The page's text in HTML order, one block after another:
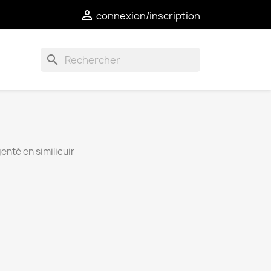
 connexion/inscription
search
en similicuir